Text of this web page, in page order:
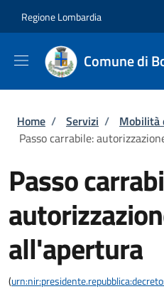
Regione Lombardia
Comune di
Briciole di
Home / Servizi / Mobilità
Passo carrabile:
Passo
all'apertura
(